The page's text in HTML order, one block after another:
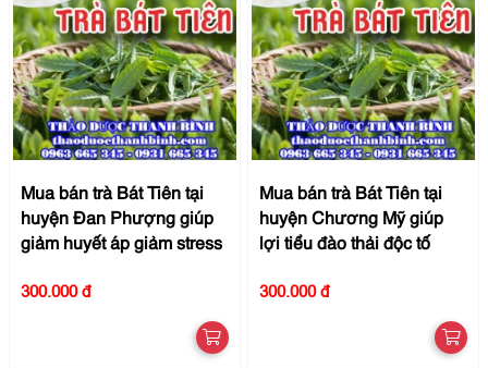
Mua bán trà Bát Tiên tại
huyện Đan Phượng giúp
giảm huyết áp giảm stress
300.000 đ
Mua bán trà Bát Tiên tại
huyện Chương Mỹ giúp
lợi tiểu đào thải độc tố
300.000 đ